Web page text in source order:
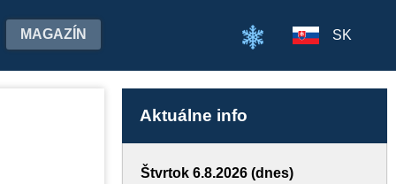
MAGAZÍN SK
Aktuálne info
Štvrtok 6.8.2026 (dnes)